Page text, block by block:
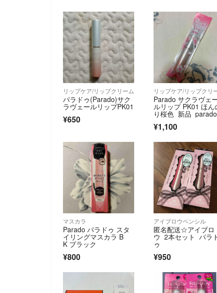
リップケア/リップクリーム
パラドゥ(Parado)サク
ラヴェールリップPK01
¥650
リップケア/リップクリ
Parado サクラヴェ
ルリップ PK01 ほん
り桜色 新品 parado
¥1,100
マスカラ
Parado パラドゥ スタ
イリングマスカラ B
K ブラック
¥800
アイブロウペンシル
匿名配送☆アイブロ
ウ 2本セット パラ
ゥ
¥950